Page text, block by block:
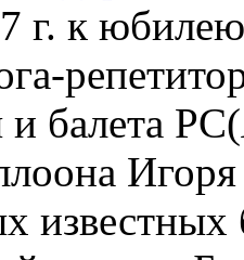
г. к
и балета
Игоря
известных